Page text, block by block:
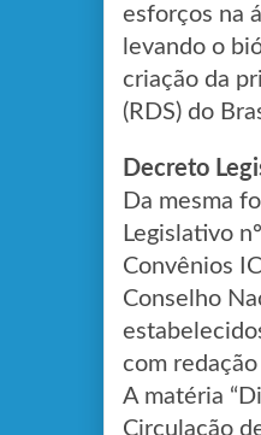
esforços na
levando o
criação da
(RDS) do
Decreto
Da mesma
Legislativo
Convênios
Conselho
com
A matéria
Circulação